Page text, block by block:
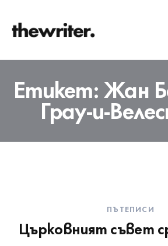
Етикет:Жан
Грау-и-
ПЪТЕПИСИ
Църковният съвет